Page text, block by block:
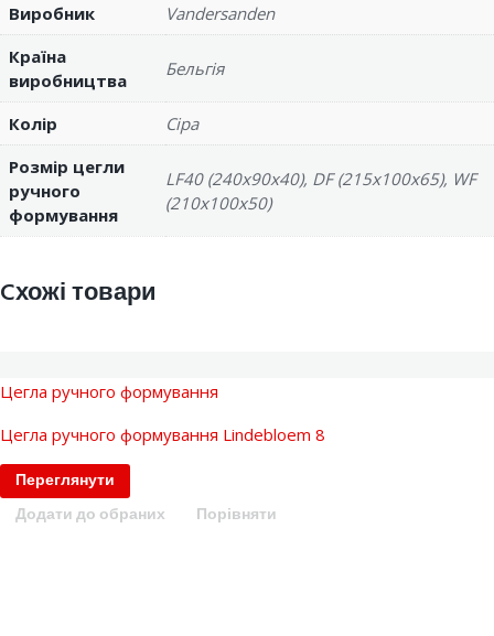
Виробник
Vandersanden
Країна
виробництва
Бельгія
Колір
Сіра
Розмір цегли
ручного
формування
LF40 (240x90x40), DF (215x100x65), WF
(210x100x50)
Cхожі товари
Цегла ручного формування
Цегла ручного формування Lindebloem 8
Переглянути
Додати до обраних
Порівняти